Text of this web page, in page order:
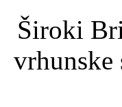
Široki
vrhunske